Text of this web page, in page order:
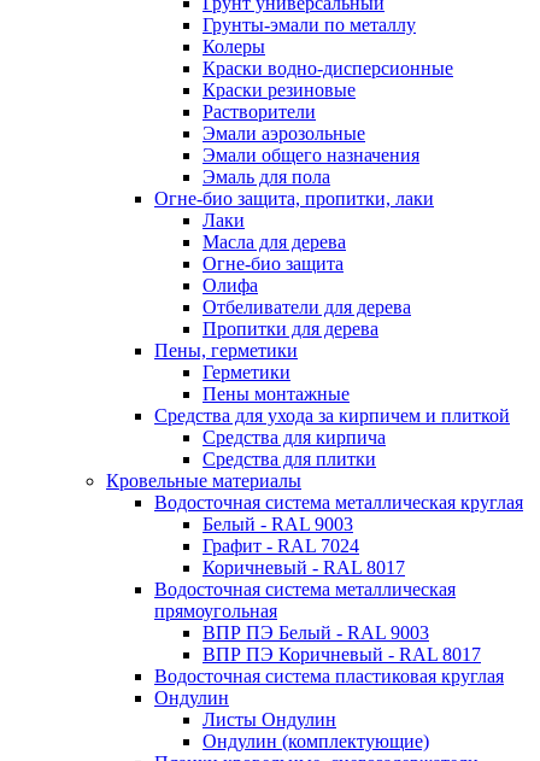
Грунты-эмали по металлу
Колеры
Краски водно-дисперсионные
Краски резиновые
Растворители
Эмали аэрозольные
Эмали общего назначения
Эмаль для пола
Огне-био защита, пропитки, лаки
Лаки
Масла для дерева
Огне-био защита
Олифа
Отбеливатели для дерева
Пропитки для дерева
Пены, герметики
Герметики
Пены монтажные
Средства для ухода за кирпичем и плиткой
Средства для кирпича
Средства для плитки
Кровельные материалы
Водосточная система металлическая круглая
Белый - RAL 9003
Графит - RAL 7024
Коричневый - RAL 8017
Водосточная система металлическая
прямоугольная
ВПР ПЭ Белый - RAL 9003
ВПР ПЭ Коричневый - RAL 8017
Водосточная система пластиковая круглая
Ондулин
Листы Ондулин
Ондулин (комплектующие)